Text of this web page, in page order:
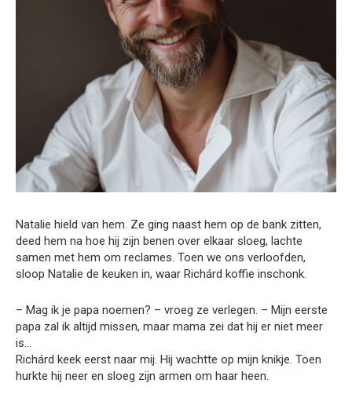
Natalie hield van hem. Ze ging naast hem op de bank zitten,
deed hem na hoe hij zijn benen over elkaar sloeg, lachte
samen met hem om reclames. Toen we ons verloofden,
sloop Natalie de keuken in, waar Richárd koffie inschonk.
– Mag ik je papa noemen? – vroeg ze verlegen. – Mijn eerste
papa zal ik altijd missen, maar mama zei dat hij er niet meer
is…
Richárd keek eerst naar mij. Hij wachtte op mijn knikje. Toen
hurkte hij neer en sloeg zijn armen om haar heen.